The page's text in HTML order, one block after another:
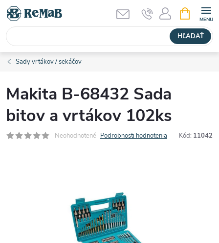
Prejsť
obsah
HĽADAŤ
KOŠÍK
Sady vrtákov / sekáčov
Makita B-68432 Sada
bitov a vrtákov 102ks
Neohodnotené Podrobnosti hodnotenia Kód: 11042